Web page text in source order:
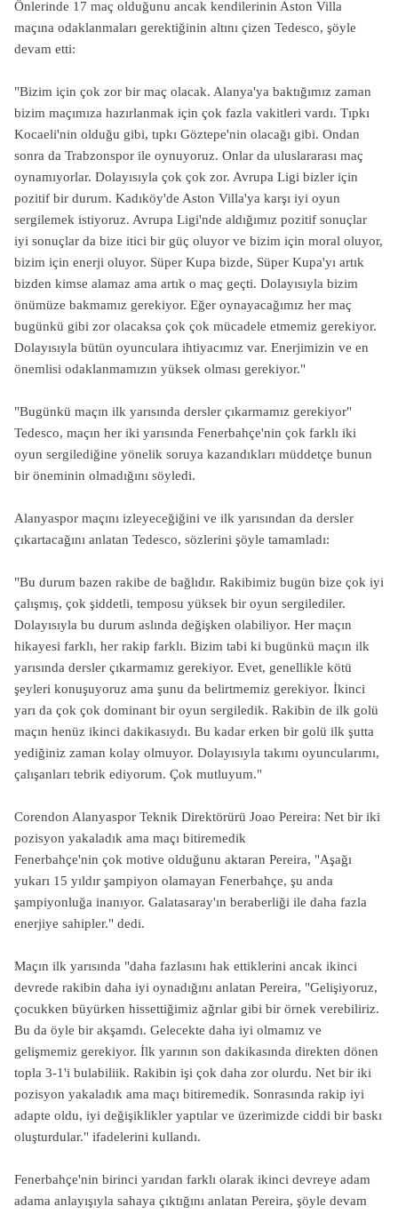
Önlerinde 17 maç olduğunu ancak kendilerinin Aston Villa
maçına odaklanmaları gerektiğinin altını çizen Tedesco, şöyle
devam etti:
"Bizim için çok zor bir maç olacak. Alanya'ya baktığımız zaman
bizim maçımıza hazırlanmak için çok fazla vakitleri vardı. Tıpkı
Kocaeli'nin olduğu gibi, tıpkı Göztepe'nin olacağı gibi. Ondan
sonra da Trabzonspor ile oynuyoruz. Onlar da uluslararası maç
oynamıyorlar. Dolayısıyla çok çok zor. Avrupa Ligi bizler için
pozitif bir durum. Kadıköy'de Aston Villa'ya karşı iyi oyun
sergilemek istiyoruz. Avrupa Ligi'nde aldığımız pozitif sonuçlar
iyi sonuçlar da bize itici bir güç oluyor ve bizim için moral oluyor,
bizim için enerji oluyor. Süper Kupa bizde, Süper Kupa'yı artık
bizden kimse alamaz ama artık o maç geçti. Dolayısıyla bizim
önümüze bakmamız gerekiyor. Eğer oynayacağımız her maç
bugünkü gibi zor olacaksa çok çok mücadele etmemiz gerekiyor.
Dolayısıyla bütün oyunculara ihtiyacımız var. Enerjimizin ve en
önemlisi odaklanmamızın yüksek olması gerekiyor."
"Bugünkü maçın ilk yarısında dersler çıkarmamız gerekiyor"
Tedesco, maçın her iki yarısında Fenerbahçe'nin çok farklı iki
oyun sergilediğine yönelik soruya kazandıkları müddetçe bunun
bir öneminin olmadığını söyledi.
Alanyaspor maçını izleyeceğiğini ve ilk yarısından da dersler
çıkartacağını anlatan Tedesco, sözlerini şöyle tamamladı:
"Bu durum bazen rakibe de bağlıdır. Rakibimiz bugün bize çok iyi
çalışmış, çok şiddetli, temposu yüksek bir oyun sergilediler.
Dolayısıyla bu durum aslında değişken olabiliyor. Her maçın
hikayesi farklı, her rakip farklı. Bizim tabi ki bugünkü maçın ilk
yarısında dersler çıkarmamız gerekiyor. Evet, genellikle kötü
şeyleri konuşuyoruz ama şunu da belirtmemiz gerekiyor. İkinci
yarı da çok çok dominant bir oyun sergiledik. Rakibin de ilk golü
maçın henüz ikinci dakikasıydı. Bu kadar erken bir golü ilk şutta
yediğiniz zaman kolay olmuyor. Dolayısıyla takımı oyuncularımı,
çalışanları tebrik ediyorum. Çok mutluyum."
Corendon Alanyaspor Teknik Direktörürü Joao Pereira: Net bir iki
pozisyon yakaladık ama maçı bitiremedik
Fenerbahçe'nin çok motive olduğunu aktaran Pereira, "Aşağı
yukarı 15 yıldır şampiyon olamayan Fenerbahçe, şu anda
şampiyonluğa inanıyor. Galatasaray'ın beraberliği ile daha fazla
enerjiye sahipler." dedi.
Maçın ilk yarısında "daha fazlasını hak ettiklerini ancak ikinci
devrede rakibin daha iyi oynadığını anlatan Pereira, "Gelişiyoruz,
çocukken büyürken hissettiğimiz ağrılar gibi bir örnek verebiliriz.
Bu da öyle bir akşamdı. Gelecekte daha iyi olmamız ve
gelişmemiz gerekiyor. İlk yarının son dakikasında direkten dönen
topla 3-1'i bulabiliik. Rakibin işi çok daha zor olurdu. Net bir iki
pozisyon yakaladık ama maçı bitiremedik. Sonrasında rakip iyi
adapte oldu, iyi değişiklikler yaptılar ve üzerimizde ciddi bir baskı
oluşturdular." ifadelerini kullandı.
Fenerbahçe'nin birinci yarıdan farklı olarak ikinci devreye adam
adama anlayışıyla sahaya çıktığını anlatan Pereira, şöyle devam